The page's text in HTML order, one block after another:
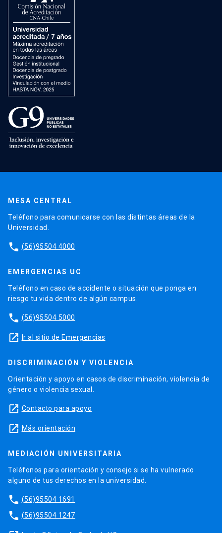
MESA CENTRAL
Teléfono para comunicarse con las distintas áreas de la
Universidad.
phone (56)95504 4000
EMERGENCIAS UC
Teléfono en caso de accidente o situación que ponga en
riesgo tu vida dentro de algún campus.
phone (56)95504 5000
launch Ir al sitio de Emergencias
DISCRIMINACIÓN Y VIOLENCIA
Orientación y apoyo en casos de discriminación, violencia de
género o violencia sexual.
launch Contacto para apoyo
launch Más orientación
MEDIACIÓN UNIVERSITARIA
Teléfonos para orientación y consejo si se ha vulnerado
alguno de tus derechos en la universidad.
phone (56)95504 1691
phone (56)95504 1247